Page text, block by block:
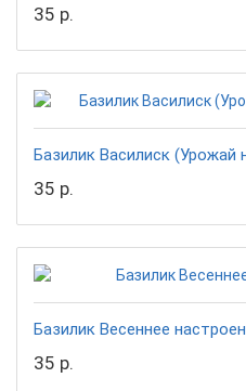
35 р.
Базилик Василиск (Урожай
35 р.
Базилик Весеннее
35 р.